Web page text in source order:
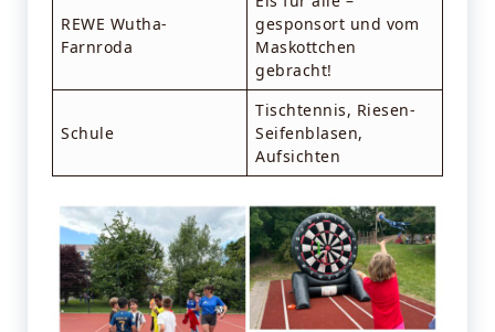
REWE Wutha-
Farnroda
gesponsort und vom
Maskottchen
gebracht!
Schule
Tischtennis, Riesen-
Seifenblasen,
Aufsichten